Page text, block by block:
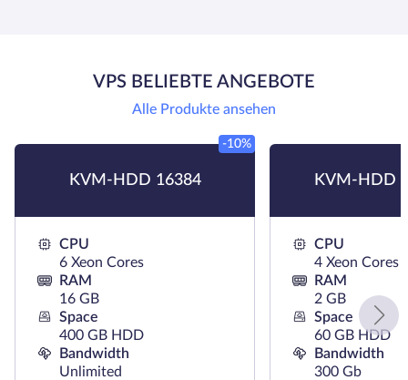
VPS BELIEBTE ANGEBOTE
Alle Produkte ansehen
KVM-HDD 16384
-10%
CPU
6 Xeon Cores
RAM
16 GB
Space
400 GB HDD
Bandwidth
Unlimited
KVM-HDD
CPU
4 Xeon Cores
RAM
2 GB
Space
60 GB HDD
Bandwidth
300 Gb